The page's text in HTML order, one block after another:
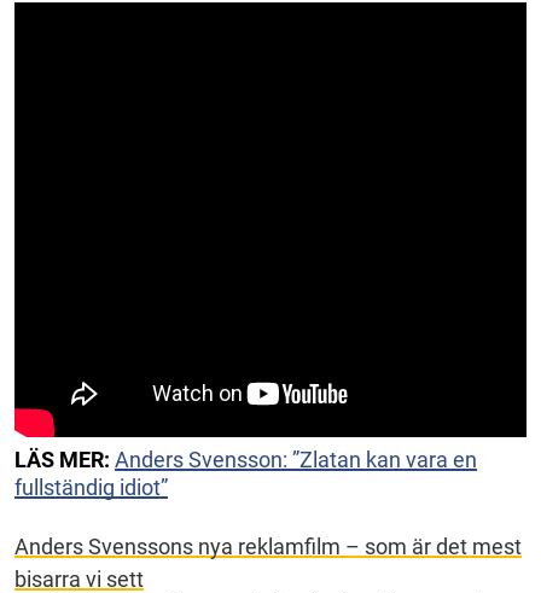
LÄS MER: Anders Svensson: ”Zlatan kan vara en
fullständig idiot”
Anders Svenssons nya reklamfilm – som är det mest
bisarra vi sett